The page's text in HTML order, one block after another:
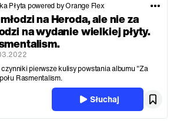
Płyta powered by Orange Flex
na Heroda, ale nie za
na wydanie wielkiej płyty.
czynniki pierwsze kulisy powstania albumu "Za
Rasmentalism.
Słuchaj